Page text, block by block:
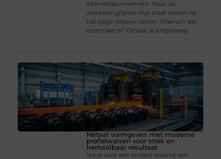
internetabonnement. Maar de
allerbelangrijkste klus staat zelden op
het lijstje: nieuwe sloten. Waarom dat
essentieel is? Omdat je simpelweg
Metaal vormgeven met moderne
profielwalsen voor strak en
herhaalbaar resultaat
Sta je voor een project waarbij een